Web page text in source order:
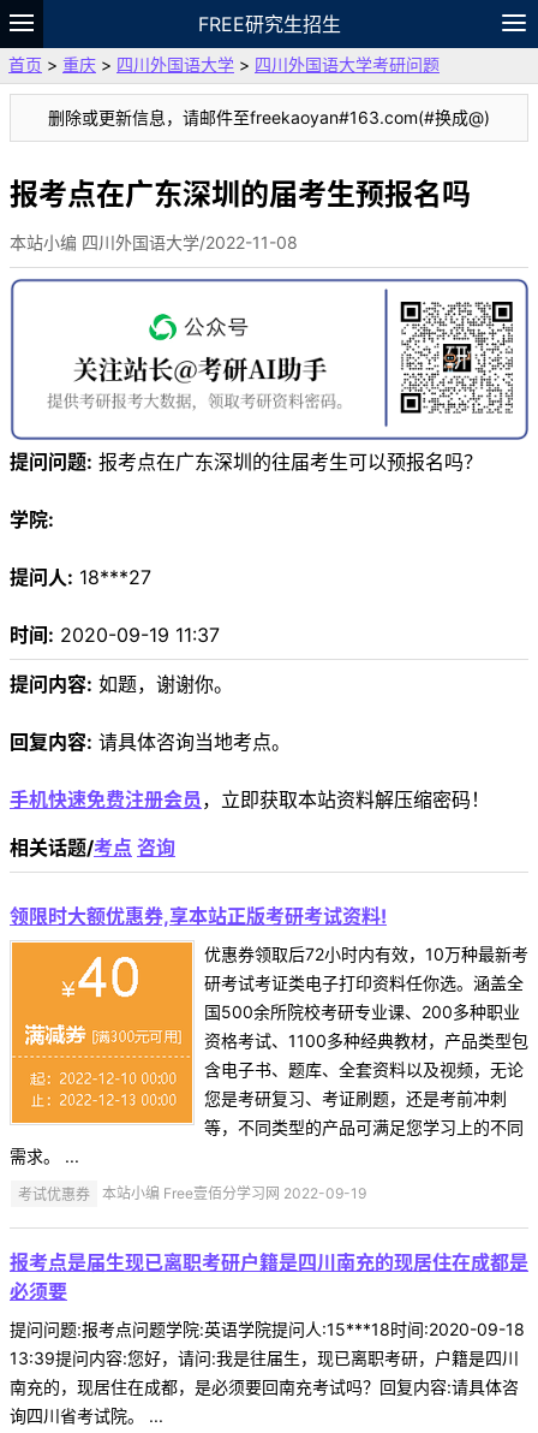
FREE研究生招生
题库
故事 专题 APP 笔记
论坛
VIP
资料
首页 > 重庆 > 四川外国语大学 > 四川外国语大学考研问题
删除或更新信息，请邮件至freekaoyan#163.com(#换成@)
报考点在广东深圳的届考生预报名吗
本站小编 四川外国语大学/2022-11-08
提问问题: 报考点在广东深圳的往届考生可以预报名吗？
学院:
提问人: 18***27
时间: 2020-09-19 11:37
提问内容: 如题，谢谢你。
回复内容: 请具体咨询当地考点。
手机快速免费注册会员 ，立即获取本站资料解压缩密码！
相关话题/考点 咨询
领限时大额优惠券,享本站正版考研考试资料!
优惠券领取后72小时内有效，10万种最新考
研考试考证类电子打印资料任你选。涵盖全
国500余所院校考研专业课、200多种职业
资格考试、1100多种经典教材，产品类型包
含电子书、题库、全套资料以及视频，无论
您是考研复习、考证刷题，还是考前冲刺
等，不同类型的产品可满足您学习上的不同
需求。 ...
考试优惠券 本站小编 Free壹佰分学习网 2022-09-19
报考点是届生现已离职考研户籍是四川南充的现居住在成都是
必须要
提问问题:报考点问题学院:英语学院提问人:15***18时间:2020-09-18
13:39提问内容:您好，请问:我是往届生，现已离职考研，户籍是四川
南充的，现居住在成都，是必须要回南充考试吗？回复内容:请具体咨
询四川省考试院。 ...